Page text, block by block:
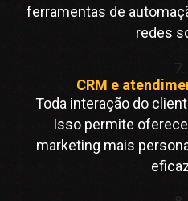
ferramentas de
redes
CRM e
Toda interação do
Isso permite
marketing mais